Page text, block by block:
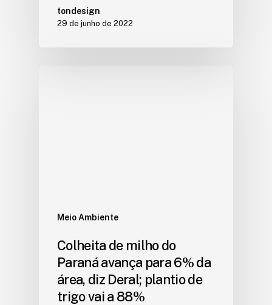
tondesign
29 de junho de 2022
Meio Ambiente
Colheita de milho do
Paraná avança para 6% da
área, diz Deral; plantio de
trigo vai a 88%